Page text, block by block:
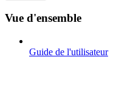
Vue d'ensemble
Guide de l'utilisateur